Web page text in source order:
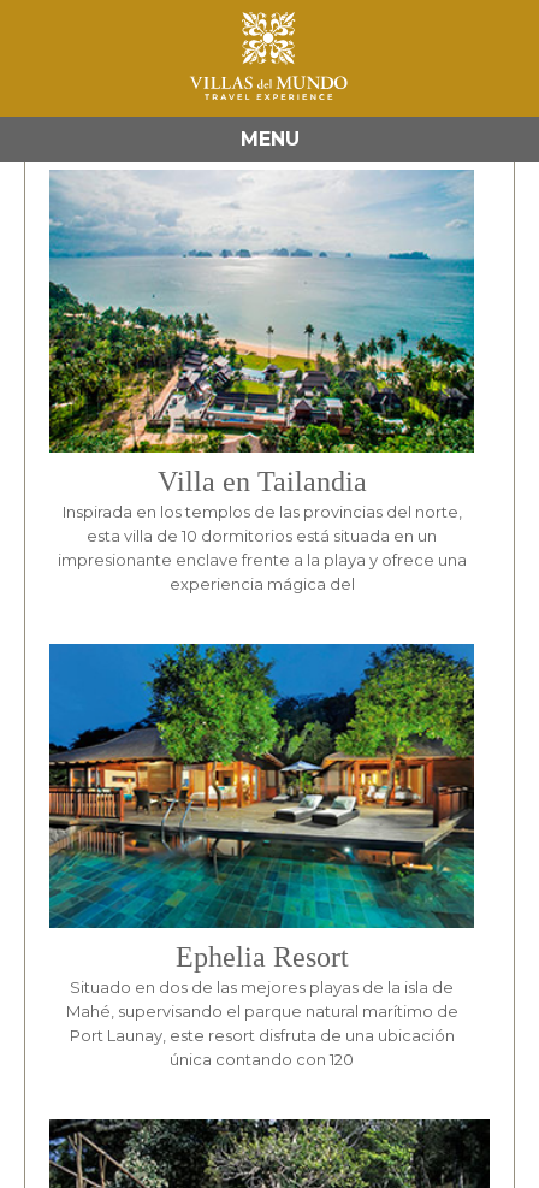
MENU
ASIA
Villa en Tailandia
Inspirada en los templos de las provincias del norte,
esta villa de 10 dormitorios está situada en un
impresionante enclave frente a la playa y ofrece una
experiencia mágica del
Ephelia Resort
Situado en dos de las mejores playas de la isla de
Mahé, supervisando el parque natural marítimo de
Port Launay, este resort disfruta de una ubicación
única contando con 120